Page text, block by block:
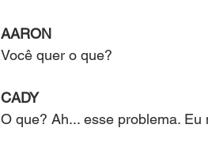
AARON
Você quer o que?
CADY
O que? Ah... esse problema.